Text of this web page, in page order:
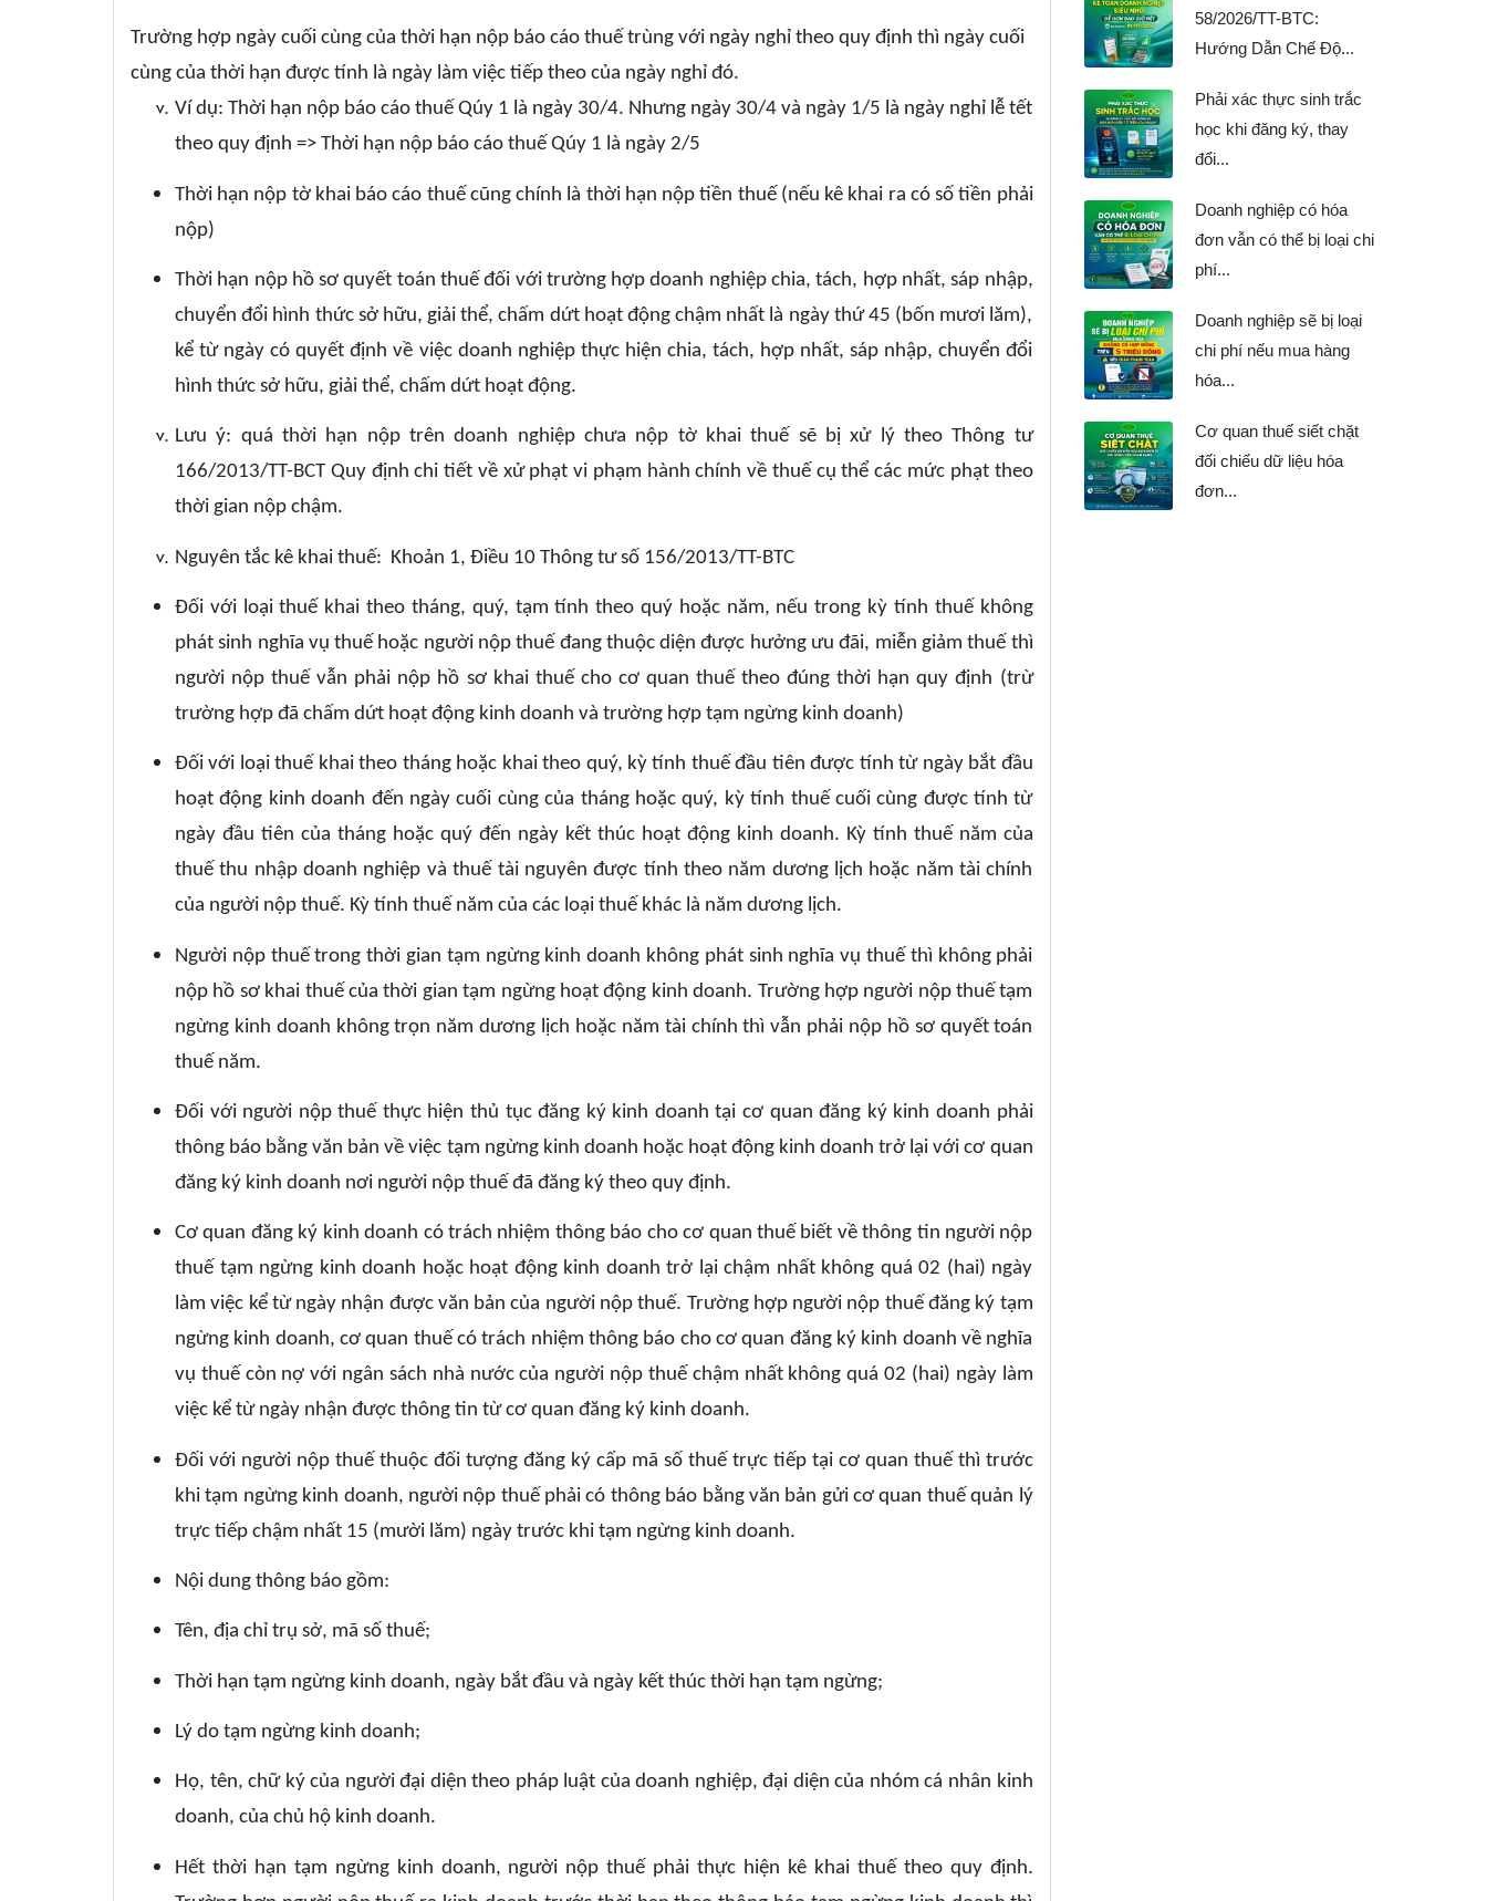
Trường hợp ngày cuối cùng của thời hạn nộp báo cáo thuế trùng với ngày nghỉ theo quy định thì ngày cuối
cùng của thời hạn được tính là ngày làm việc tiếp theo của ngày nghỉ đó.
Ví dụ: Thời hạn nộp báo cáo thuế Qúy 1 là ngày 30/4. Nhưng ngày 30/4 và ngày 1/5 là ngày nghỉ lễ tết
theo quy định => Thời hạn nộp báo cáo thuế Qúy 1 là ngày 2/5
Thời hạn nộp tờ khai báo cáo thuế cũng chính là thời hạn nộp tiền thuế (nếu kê khai ra có số tiền phải
nộp)
Thời hạn nộp hồ sơ quyết toán thuế đối với trường hợp doanh nghiệp chia, tách, hợp nhất, sáp nhập,
chuyển đổi hình thức sở hữu, giải thể, chấm dứt hoạt động chậm nhất là ngày thứ 45 (bốn mươi lăm),
kể từ ngày có quyết định về việc doanh nghiệp thực hiện chia, tách, hợp nhất, sáp nhập, chuyển đổi
hình thức sở hữu, giải thể, chấm dứt hoạt động.
Lưu ý: quá thời hạn nộp trên doanh nghiệp chưa nộp tờ khai thuế sẽ bị xử lý theo Thông tư
166/2013/TT-BCT Quy định chi tiết về xử phạt vi phạm hành chính về thuế cụ thể các mức phạt theo
thời gian nộp chậm.
Nguyên tắc kê khai thuế: Khoản 1, Điều 10 Thông tư số 156/2013/TT-BTC
Đối với loại thuế khai theo tháng, quý, tạm tính theo quý hoặc năm, nếu trong kỳ tính thuế không
phát sinh nghĩa vụ thuế hoặc người nộp thuế đang thuộc diện được hưởng ưu đãi, miễn giảm thuế thì
người nộp thuế vẫn phải nộp hồ sơ khai thuế cho cơ quan thuế theo đúng thời hạn quy định (trừ
trường hợp đã chấm dứt hoạt động kinh doanh và trường hợp tạm ngừng kinh doanh)
Đối với loại thuế khai theo tháng hoặc khai theo quý, kỳ tính thuế đầu tiên được tính từ ngày bắt đầu
hoạt động kinh doanh đến ngày cuối cùng của tháng hoặc quý, kỳ tính thuế cuối cùng được tính từ
ngày đầu tiên của tháng hoặc quý đến ngày kết thúc hoạt động kinh doanh. Kỳ tính thuế năm của
thuế thu nhập doanh nghiệp và thuế tài nguyên được tính theo năm dương lịch hoặc năm tài chính
của người nộp thuế. Kỳ tính thuế năm của các loại thuế khác là năm dương lịch.
Người nộp thuế trong thời gian tạm ngừng kinh doanh không phát sinh nghĩa vụ thuế thì không phải
nộp hồ sơ khai thuế của thời gian tạm ngừng hoạt động kinh doanh. Trường hợp người nộp thuế tạm
ngừng kinh doanh không trọn năm dương lịch hoặc năm tài chính thì vẫn phải nộp hồ sơ quyết toán
thuế năm.
Đối với người nộp thuế thực hiện thủ tục đăng ký kinh doanh tại cơ quan đăng ký kinh doanh phải
thông báo bằng văn bản về việc tạm ngừng kinh doanh hoặc hoạt động kinh doanh trở lại với cơ quan
đăng ký kinh doanh nơi người nộp thuế đã đăng ký theo quy định.
Cơ quan đăng ký kinh doanh có trách nhiệm thông báo cho cơ quan thuế biết về thông tin người nộp
thuế tạm ngừng kinh doanh hoặc hoạt động kinh doanh trở lại chậm nhất không quá 02 (hai) ngày
làm việc kể từ ngày nhận được văn bản của người nộp thuế. Trường hợp người nộp thuế đăng ký tạm
ngừng kinh doanh, cơ quan thuế có trách nhiệm thông báo cho cơ quan đăng ký kinh doanh về nghĩa
vụ thuế còn nợ với ngân sách nhà nước của người nộp thuế chậm nhất không quá 02 (hai) ngày làm
việc kể từ ngày nhận được thông tin từ cơ quan đăng ký kinh doanh.
Đối với người nộp thuế thuộc đối tượng đăng ký cấp mã số thuế trực tiếp tại cơ quan thuế thì trước
khi tạm ngừng kinh doanh, người nộp thuế phải có thông báo bằng văn bản gửi cơ quan thuế quản lý
trực tiếp chậm nhất 15 (mười lăm) ngày trước khi tạm ngừng kinh doanh.
Nội dung thông báo gồm:
Tên, địa chỉ trụ sở, mã số thuế;
Thời hạn tạm ngừng kinh doanh, ngày bắt đầu và ngày kết thúc thời hạn tạm ngừng;
Lý do tạm ngừng kinh doanh;
Họ, tên, chữ ký của người đại diện theo pháp luật của doanh nghiệp, đại diện của nhóm cá nhân kinh
doanh, của chủ hộ kinh doanh.
Hết thời hạn tạm ngừng kinh doanh, người nộp thuế phải thực hiện kê khai thuế theo quy định.
58/2026/TT-BTC:
Hướng Dẫn Chế Độ...
Phải xác thực sinh trắc
học khi đăng ký, thay
đổi...
Doanh nghiệp có hóa
đơn vẫn có thể bị loại chi
phí...
Doanh nghiệp sẽ bị loại
chi phí nếu mua hàng
hóa...
Cơ quan thuế siết chặt
đối chiếu dữ liệu hóa
đơn...